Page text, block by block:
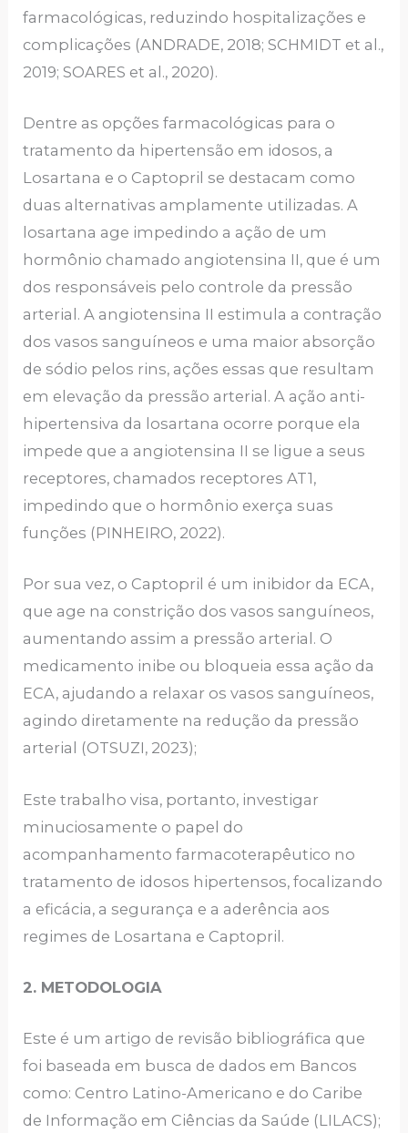
farmacológicas, reduzindo hospitalizações e
complicações (ANDRADE, 2018; SCHMIDT et al.,
2019; SOARES et al., 2020).
Dentre as opções farmacológicas para o
tratamento da hipertensão em idosos, a
Losartana e o Captopril se destacam como
duas alternativas amplamente utilizadas. A
losartana age impedindo a ação de um
hormônio chamado angiotensina II, que é um
dos responsáveis pelo controle da pressão
arterial. A angiotensina II estimula a contração
dos vasos sanguíneos e uma maior absorção
de sódio pelos rins, ações essas que resultam
em elevação da pressão arterial. A ação anti-
hipertensiva da losartana ocorre porque ela
impede que a angiotensina II se ligue a seus
receptores, chamados receptores AT1,
impedindo que o hormônio exerça suas
funções (PINHEIRO, 2022).
Por sua vez, o Captopril é um inibidor da ECA,
que age na constrição dos vasos sanguíneos,
aumentando assim a pressão arterial. O
medicamento inibe ou bloqueia essa ação da
ECA, ajudando a relaxar os vasos sanguíneos,
agindo diretamente na redução da pressão
arterial (OTSUZI, 2023);
Este trabalho visa, portanto, investigar
minuciosamente o papel do
acompanhamento farmacoterapêutico no
tratamento de idosos hipertensos, focalizando
a eficácia, a segurança e a aderência aos
regimes de Losartana e Captopril.
2. METODOLOGIA
Este é um artigo de revisão bibliográfica que
foi baseada em busca de dados em Bancos
como: Centro Latino-Americano e do Caribe
de Informação em Ciências da Saúde (LILACS);